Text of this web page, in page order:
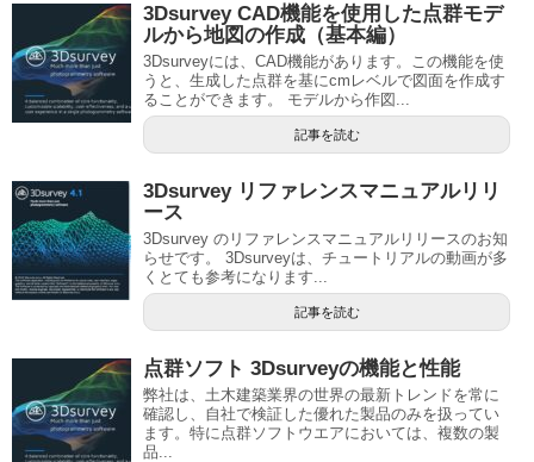
3Dsurvey CAD機能を使用した点群モデ
ルから地図の作成（基本編）
3Dsurveyには、CAD機能があります。この機能を使
うと、生成した点群を基にcmレベルで図面を作成す
ることができます。 モデルから作図...
記事を読む
3Dsurvey リファレンスマニュアルリリ
ース
3Dsurvey のリファレンスマニュアルリリースのお知
らせです。 3Dsurveyは、チュートリアルの動画が多
くとても参考になります...
記事を読む
点群ソフト 3Dsurveyの機能と性能
弊社は、土木建築業界の世界の最新トレンドを常に
確認し、自社で検証した優れた製品のみを扱ってい
ます。特に点群ソフトウエアにおいては、複数の製
品...